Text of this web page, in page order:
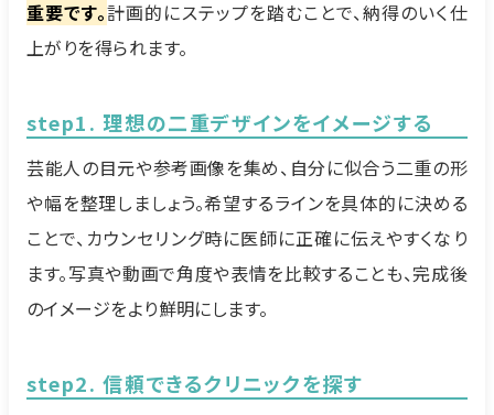
重要です。計画的にステップを踏むことで、納得のいく仕
上がりを得られます。
step1. 理想の二重デザインをイメージする
芸能人の目元や参考画像を集め、自分に似合う二重の形
や幅を整理しましょう。希望するラインを具体的に決める
ことで、カウンセリング時に医師に正確に伝えやすくなり
ます。写真や動画で角度や表情を比較することも、完成後
のイメージをより鮮明にします。
step2. 信頼できるクリニックを探す